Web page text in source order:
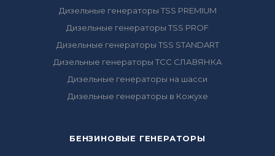
Дизельные генераторы TSS PREMIUM
Дизельные генераторы TSS PROF
Дизельные генераторы TSS STANDART
Дизельные генераторы ТСС СЛАВЯНКА
Дизельные генераторы на шасси
Дизельные генераторы в Кожухе
БЕНЗИНОВЫЕ ГЕНЕРАТОРЫ